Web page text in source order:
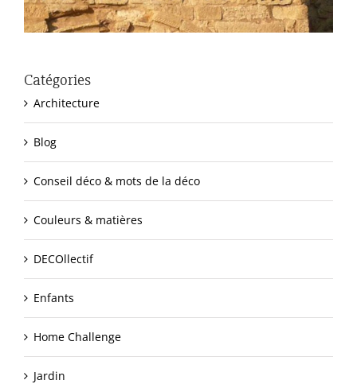
Catégories
Architecture
Blog
Conseil déco & mots de la déco
Couleurs & matières
DECOllectif
Enfants
Home Challenge
Jardin